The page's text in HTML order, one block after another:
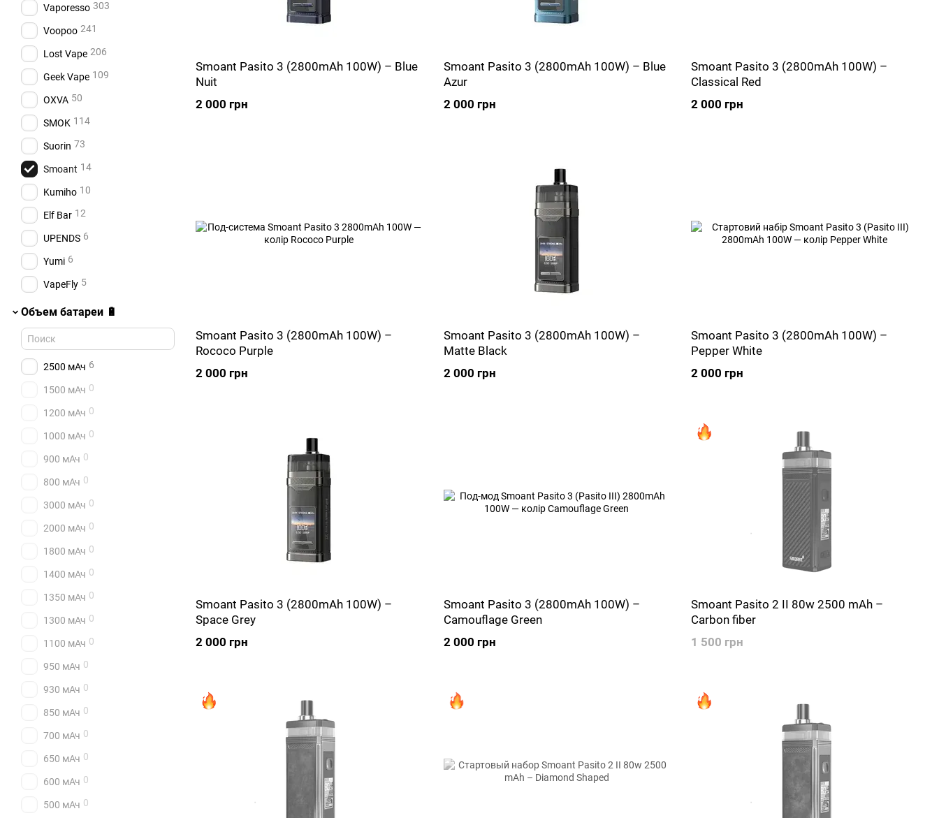
Smoant Pasito 3 (2800mAh 100W) – Blue
Nuit
2 000 грн
Smoant Pasito 3 (2800mAh 100W) – Blue
Azur
2 000 грн
Smoant Pasito 3 (2800mAh 100W) –
Classical Red
2 000 грн
Smoant Pasito 3 (2800mAh 100W) –
Rococo Purple
2 000 грн
Smoant Pasito 3 (2800mAh 100W) –
Matte Black
2 000 грн
Smoant Pasito 3 (2800mAh 100W) –
Pepper White
2 000 грн
Smoant Pasito 3 (2800mAh 100W) –
Space Grey
2 000 грн
Smoant Pasito 3 (2800mAh 100W) –
Camouflage Green
2 000 грн
Smoant Pasito 2 II 80w 2500 mAh –
Carbon fiber
1 500 грн
Vaporesso 303
Voopoo 241
Lost Vape 206
Geek Vape 109
OXVA 50
SMOK 114
Suorin 73
Smoant 14
Kumiho 10
Elf Bar 12
UPENDS 6
Yumi 6
VapeFly 5
Объем батареи 🔋
2500 мАч 6
1500 мАч 0
1200 мАч 0
1000 мАч 0
900 мАч 0
800 мАч 0
3000 мАч 0
2000 мАч 0
1800 мАч 0
1400 мАч 0
1350 мАч 0
1300 мАч 0
1100 мАч 0
950 мАч 0
930 мАч 0
850 мАч 0
700 мАч 0
650 мАч 0
600 мАч 0
500 мАч 0